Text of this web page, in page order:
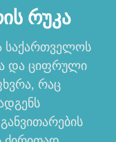
რუკა
საქართველოს
და ციფრული
რაც